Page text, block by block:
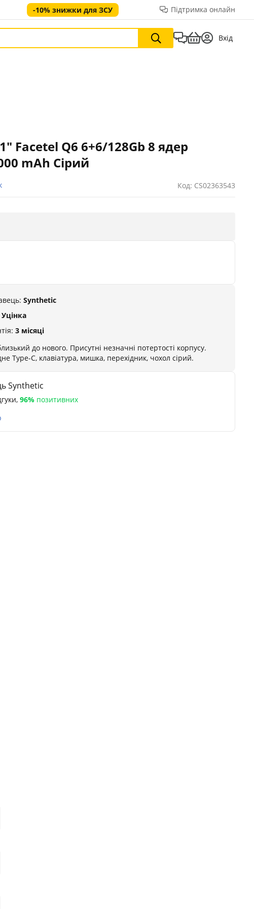
-10% знижки для ЗСУ Підтримка онлайн
Вхід
Facetel Q6 6+6/128Gb 8 ядер
mAh Сірий
Код: CS02363543
Synthetic
Уцінка
3 місяці
до нового. Присутні незначні потертості корпусу.
Type-C, клавіатура, мишка, перехідник, чохол сірий.
Synthetic
, 96% позитивних